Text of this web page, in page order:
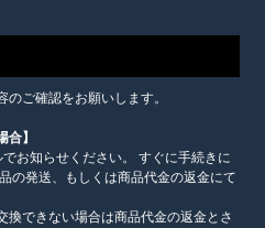
ご確認をお願いします。
】
お知らせください。 すぐに手続きに
の発送、もしくは商品代金の返金にて
換できない場合は商品代金の返金とさ